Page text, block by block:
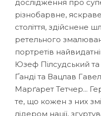
дослідження про
різнобарвне,
століття, здійснене
ретельного
портретів
Юзеф Пілсудський та
Ґанді та Вацлав
Марґарет Тетчер...
те, що кожен з них
лідером нації,